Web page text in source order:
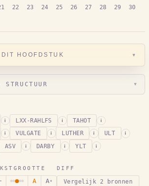
22 23 24 25 26 27 28 29
30
HOOFDSTUK ▾
▾
i LXX-RAHLFS i TAHOT i
i VULGATE i LUTHER i ULT i
ASV i DARBY i YLT i
− A A+
DIFF
Vergelijk 2 bronnen